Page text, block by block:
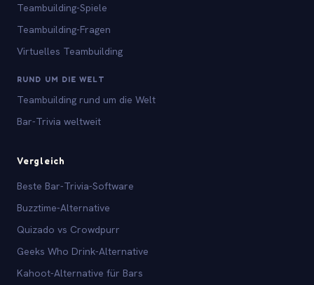
Teambuilding-Spiele
Teambuilding-Fragen
Virtuelles Teambuilding
RUND UM DIE WELT
Teambuilding rund um die Welt
Bar-Trivia weltweit
Vergleich
Beste Bar-Trivia-Software
Buzztime-Alternative
Quizado vs Crowdpurr
Geeks Who Drink-Alternative
Kahoot-Alternative für Bars